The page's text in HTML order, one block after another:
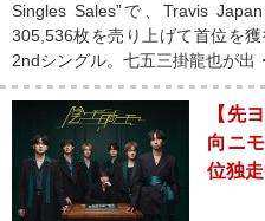
Singles Sales”で、Travis
305,536枚を売り上げて首位を
2ndシングル。七五三掛龍也が出
【先
向ニ
位独